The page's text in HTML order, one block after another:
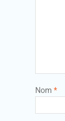
Nom *